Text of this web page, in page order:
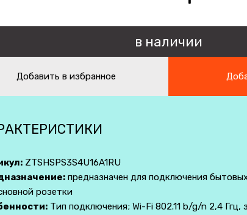
в наличии
Добавить в избранное
ZTSHSPS3S4U16A1RU
предназначен для подключения
розетки
Тип подключения; Wi-Fi 802.11 b/g/n 2,4